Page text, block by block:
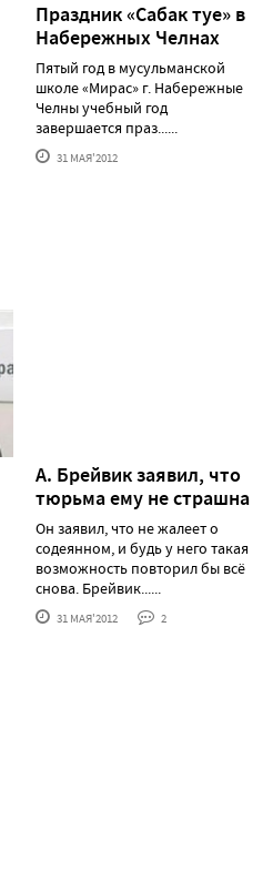
Праздник «Сабак туе» в
Набережных Челнах
Пятый год в мусульманской
школе «Мирас» г. Набережные
Челны учебный год
завершается праз......
31 МАЯ'2012
А. Брейвик заявил, что
тюрьма ему не страшна
Он заявил, что не жалеет о
содеянном, и будь у него такая
возможность повторил бы всё
снова. Брейвик......
31 МАЯ'2012 2